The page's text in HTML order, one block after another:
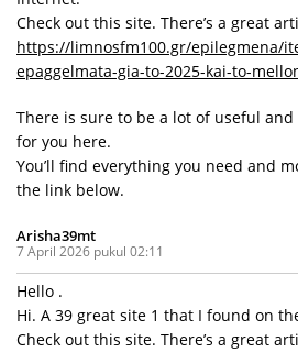
Check out this site. There’s a great
https://limnosfm100.gr/epilegmena/
epaggelmata-gia-to-2025-kai-to-
There is sure to be a lot of useful
for you here.
You’ll find everything you need and
the link below.
Arisha39mt
7 April 2026 pukul 02:11
Hello .
Hi. A 39 great site 1 that I found on
Check out this site. There’s a great